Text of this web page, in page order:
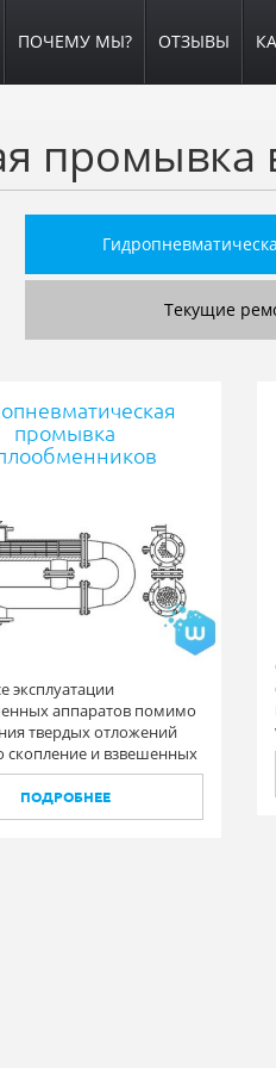
ПОЧЕМУ МЫ? ОТЗЫВЫ
промывка
Текущие
промывка
эксплуатации
аппаратов помимо
твердых отложений
скопление и взвешенных
выпадают в осадок
где отсутствует
воды
ПОДРОБНЕЕ